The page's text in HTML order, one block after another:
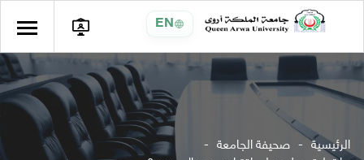
EN
الرئيسية صحيفة الجامعة